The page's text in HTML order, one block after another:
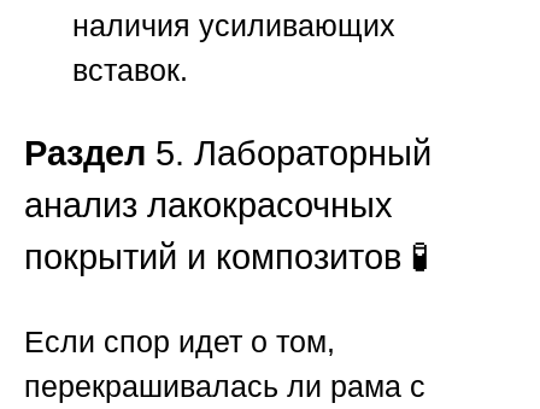
наличия усиливающих
вставок.
Раздел 5. Лабораторный
анализ лакокрасочных
покрытий и композитов 🧪
Если спор идет о том,
перекрашивалась ли рама с